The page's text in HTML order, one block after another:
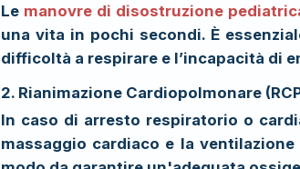
Le manovre di disostruzione
una vita in pochi secondi. È
difficoltà a respirare e l’incapacità di
2. Rianimazione Cardiopolmonare
In caso di arresto respiratorio o
massaggio cardiaco e la